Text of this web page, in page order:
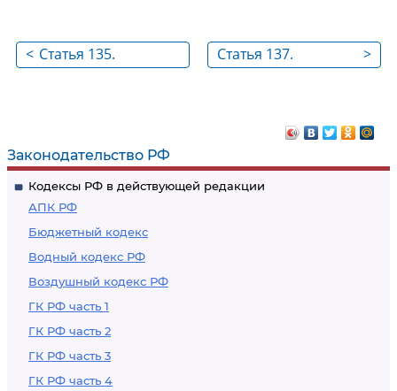
Законодательство РФ
Кодексы РФ в действующей редакции
АПК РФ
Бюджетный кодекс
Водный кодекс РФ
Воздушный кодекс РФ
ГК РФ часть 1
ГК РФ часть 2
ГК РФ часть 3
ГК РФ часть 4
< Статья 135.
>
Статья 137.